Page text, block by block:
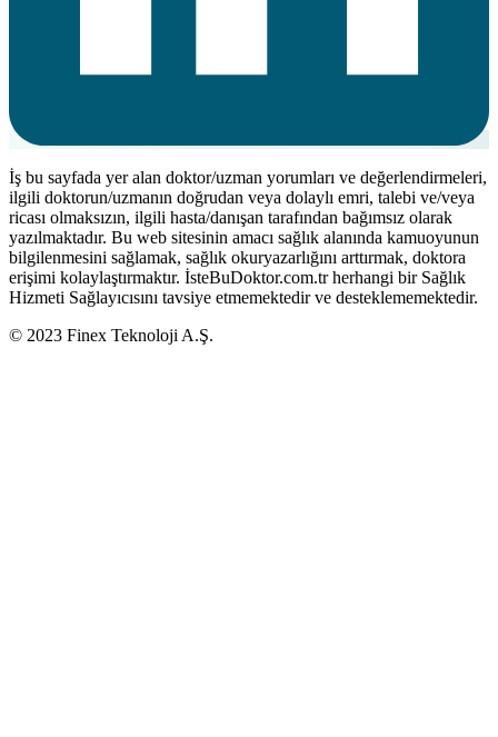
İş bu sayfada yer alan doktor/uzman yorumları ve değerlendirmeleri,
ilgili doktorun/uzmanın doğrudan veya dolaylı emri, talebi ve/veya
ricası olmaksızın, ilgili hasta/danışan tarafından bağımsız olarak
yazılmaktadır. Bu web sitesinin amacı sağlık alanında kamuoyunun
bilgilenmesini sağlamak, sağlık okuryazarlığını arttırmak, doktora
erişimi kolaylaştırmaktır. İsteBuDoktor.com.tr herhangi bir Sağlık
Hizmeti Sağlayıcısını tavsiye etmemektedir ve desteklememektedir.
© 2023 Finex Teknoloji A.Ş.